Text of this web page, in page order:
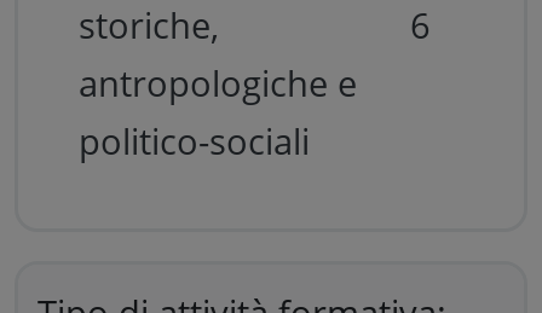
storiche,
antropologiche e
politico-sociali
6